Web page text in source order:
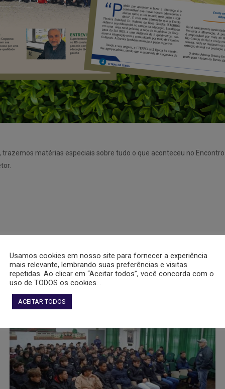
matérias especiais sobre tudo o que aconteceu no
Usamos cookies em nosso site para fornecer a experiência
mais relevante, lembrando suas preferências e visitas
repetidas. Ao clicar em “Aceitar todos”, você concorda com o
uso de TODOS os cookies. .
ACEITAR TODOS